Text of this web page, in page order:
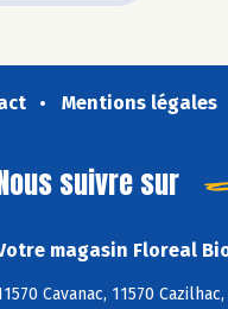
Mentions légales
suivre sur
magasin Floreal
Cavanac, 11570